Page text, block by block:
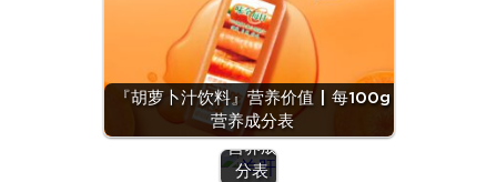
『胡萝卜汁饮料』营养价值 | 每100g
营养成分表
『羊
肝』营
养价值
| 每
100g
营养成
分表